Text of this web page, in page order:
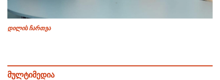
დილის ჩართვა
მულტიმედია